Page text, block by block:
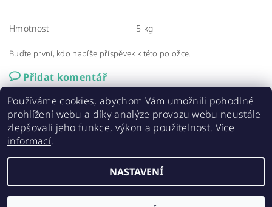
Hmotnost 5 kg
Buďte první, kdo napíše příspěvek k této položce.
Přidat komentář
Elastolith.cz
2026 ©ELASTOLITH - cihlové obklady, všechna práva vyhrazena
Používáme cookies, abychom Vám umožnili pohodlné
prohlížení webu a díky analýze provozu webu neustále
zlepšovali jeho funkce, výkon a použitelnost. Více
informací.
NASTAVENÍ